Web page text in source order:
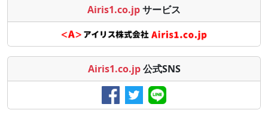
Airis1.co.jpサービス
Airis1.co.jp 公式SNS